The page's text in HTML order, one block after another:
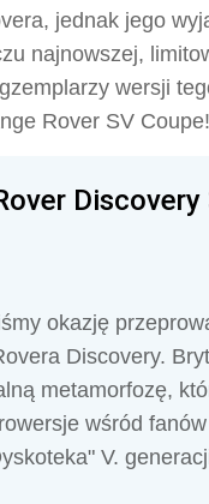
jednak jego
najnowszej,
wersji
Rover SV Coupe!
Discovery
okazję
Discovery.
metamorfozę,
wśród
V.